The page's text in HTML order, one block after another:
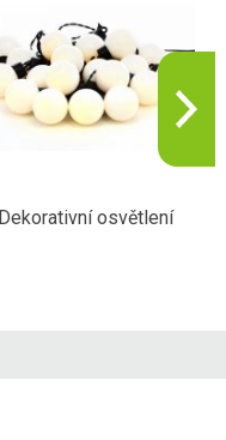
Dekorativní osvětlení